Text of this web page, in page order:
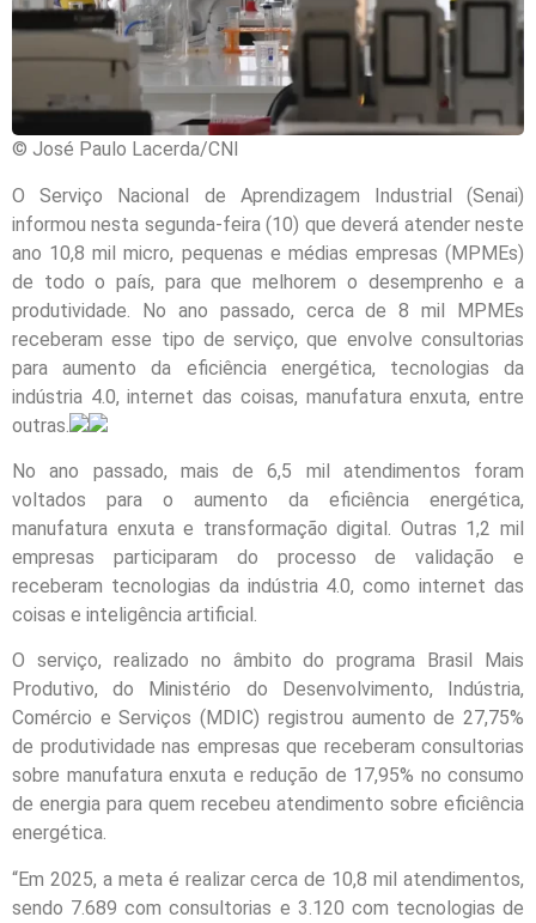
© José Paulo Lacerda/CNI
O Serviço Nacional de Aprendizagem Industrial (Senai)
informou nesta segunda-feira (10) que deverá atender neste
ano 10,8 mil micro, pequenas e médias empresas (MPMEs)
de todo o país, para que melhorem o desemprenho e a
produtividade. No ano passado, cerca de 8 mil MPMEs
receberam esse tipo de serviço, que envolve consultorias
para aumento da eficiência energética, tecnologias da
indústria 4.0, internet das coisas, manufatura enxuta, entre
outras.
No ano passado, mais de 6,5 mil atendimentos foram
voltados para o aumento da eficiência energética,
manufatura enxuta e transformação digital. Outras 1,2 mil
empresas participaram do processo de validação e
receberam tecnologias da indústria 4.0, como internet das
coisas e inteligência artificial.
O serviço, realizado no âmbito do programa Brasil Mais
Produtivo, do Ministério do Desenvolvimento, Indústria,
Comércio e Serviços (MDIC) registrou aumento de 27,75%
de produtividade nas empresas que receberam consultorias
sobre manufatura enxuta e redução de 17,95% no consumo
de energia para quem recebeu atendimento sobre eficiência
energética.
“Em 2025, a meta é realizar cerca de 10,8 mil atendimentos,
sendo 7.689 com consultorias e 3.120 com tecnologias de